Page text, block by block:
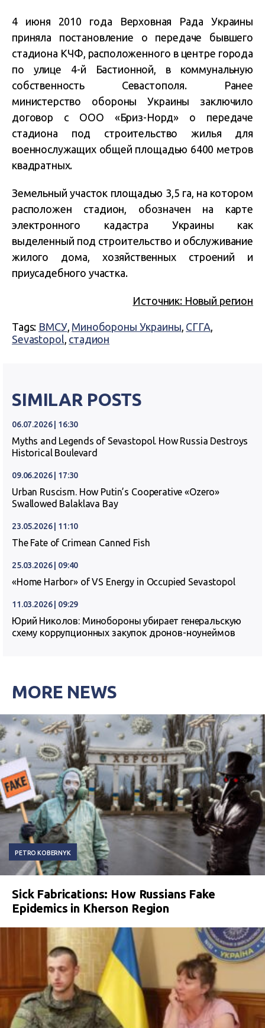
4 июня 2010 года Верховная Рада Украины
приняла постановление о передаче бывшего
стадиона КЧФ, расположенного в центре города
по улице 4-й Бастионной, в коммунальную
собственность Севастополя. Ранее
министерство обороны Украины заключило
договор с ООО «Бриз-Норд» о передаче
стадиона под строительство жилья для
военнослужащих общей площадью 6400 метров
квадратных.
Земельный участок площадью 3,5 га, на котором
расположен стадион, обозначен на карте
электронного кадастра Украины как
выделенный под строительство и обслуживание
жилого дома, хозяйственных строений и
приусадебного участка.
Источник: Новый регион
Tags: ВМСУ, Минобороны Украины, СГГА,
Sevastopol, стадион
SIMILAR POSTS
06.07.2026 | 16:30
Myths and Legends of Sevastopol. How Russia Destroys
Historical Boulevard
09.06.2026 | 17:30
Urban Ruscism. How Putin’s Cooperative «Ozero»
Swallowed Balaklava Bay
23.05.2026 | 11:10
The Fate of Crimean Canned Fish
25.03.2026 | 09:40
«Home Harbor» of VS Energy in Occupied Sevastopol
11.03.2026 | 09:29
Юрий Николов: Минобороны убирает генеральскую
схему коррупционных закупок дронов-ноунеймов
MORE NEWS
PETRO KOBERNYK
Sick Fabrications: How Russians Fake
Epidemics in Kherson Region